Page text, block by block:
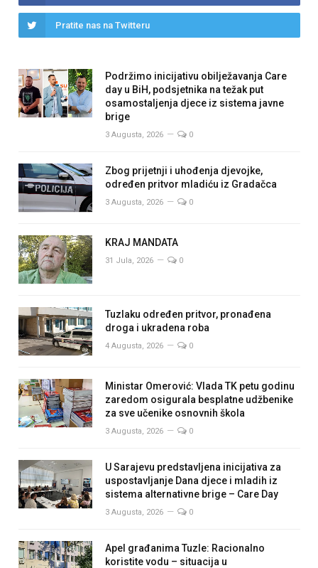
Pratite nas na Twitteru
Podržimo inicijativu obilježavanja Care
day u BiH, podsjetnika na težak put
osamostaljenja djece iz sistema javne
brige
3 Augusta, 2026 0
Zbog prijetnji i uhođenja djevojke,
određen pritvor mladiću iz Gradačca
3 Augusta, 2026 0
KRAJ MANDATA
31 Jula, 2026 0
Tuzlaku određen pritvor, pronađena
droga i ukradena roba
4 Augusta, 2026 0
Ministar Omerović: Vlada TK petu godinu
zaredom osigurala besplatne udžbenike
za sve učenike osnovnih škola
3 Augusta, 2026 0
U Sarajevu predstavljena inicijativa za
uspostavljanje Dana djece i mladih iz
sistema alternativne brige – Care Day
3 Augusta, 2026 0
Apel građanima Tuzle: Racionalno
koristite vodu – situacija u